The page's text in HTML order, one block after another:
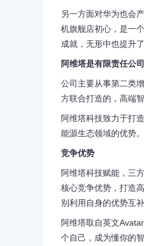
另一方面对华为也会
机旗舰店初心，是一
成就，无形中也提升
阿维塔是有限责任公
公司主要从事第二类
方联合打造的，高端
阿维塔科技致力于打
能源生态领域的优势。
竞争优势
阿维塔科技赋能，三
核心竞争优势，打造
别利用自身的优势互
阿维塔取自英文
个自己，成为懂你的